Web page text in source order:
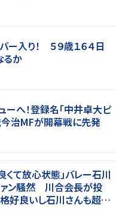
ー入り！ ５９歳１６４日
るか
ーへ！登録名「中井卓大ピ
治MFが開幕戦に先発
くて放心状態」バレー石川
ァン騒然 川合会長が投
格好良いし石川さんも超格